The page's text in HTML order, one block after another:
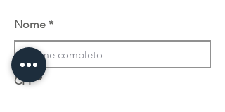
Nome
CPF